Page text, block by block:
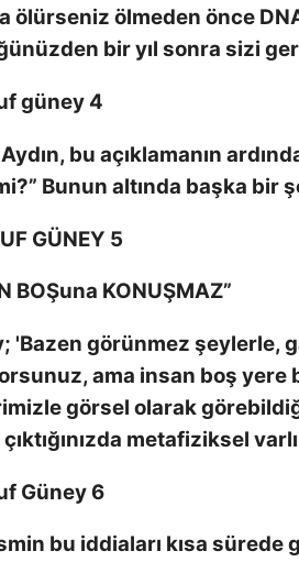
ölürseniz ölmeden önce
bir yıl sonra sizi
bu açıklamanın
Bunun altında başka
BOŞuna KONUŞMAZ”
'Bazen görünmez şeylerle,
ama insan boş yere
görsel olarak
çıktığınızda metafiziksel
bu iddiaları kısa